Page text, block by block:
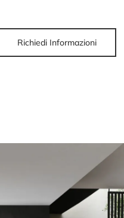
Richiedi Informazioni